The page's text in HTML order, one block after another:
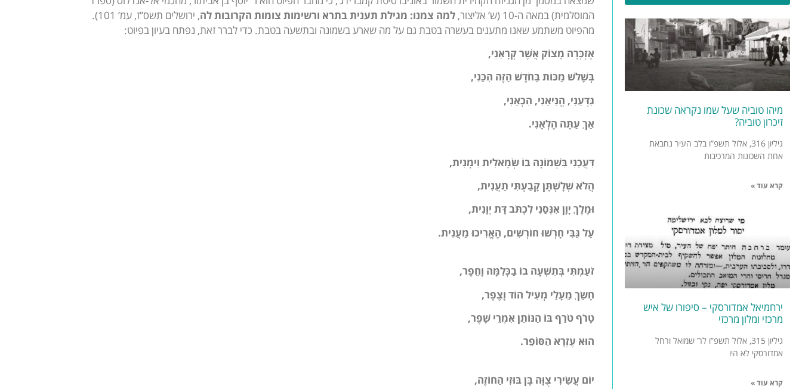
מיהו טוביה שעל שמו נקראה שכונת
זיכרון טוביה?
גיליון 316, אלול תשפ”ו בלב העיר נחבאת
אחת השכונות המרכיבות
קרא עוד »
ירחמיאל אמדורסקי – סיפורו של איש
מרכזי ומלון מרכזי
גיליון 315, אלול תשפ”ו לר’ שמואל ורחל
אמדורסקי לא היו
קרא עוד »
המוסלמית) במאה ה-10 (ש’ אליצור,
למה צמנו: מגילת תענית בתרא ורשימות צומות הקרובות לה
, ירושלים תשס”ז, עמ’ 101).
מהפיוט משתמע שאנו מתענים בעשרה בטבת גם על מה שארע בשמונה ובתשעה בטבת. כדי לברר זאת, נפתח בעיון בפיוט:
אֶזְכְּרָה מָצוֹק אֲשֶׁר קְרָאַנִי,
בְּשָׁלֹשׁ מַכּוֹת בַּחֹדֶשׁ הַזֶּה הִכַּנִי,
גִּדְּעַנִי, הֱנִיאַנִי, הִכְאַנִי,
אַךְ עַתָּה הֶלְאָנִי.
דִּעֲכַנִי בִּשְׁמוֹנָה בוֹ שְׂמָאלִית וִימָנִית,
הֲלֹא שְׁלָשְׁתָּן קָבַעְתִּי תַעֲנִית,
וּמֶלֶךְ יָוָן אִנְּסַנִי לִכְתֹּב דָּת יְוָנִית,
עַל גַּבִּי חָרְשׁוּ חוֹרְשִׁים, הֶאֱרִיכוּ מַעֲנִית.
זֹעַמְתִּי בְּתִשְׁעָה בוֹ בַכְּלִמָּה וָחֵפֶר,
חָשַׂךְ מֵעָלַי מְעִיל הוֹד וָצֶפֶר,
טָרֹף טֹרַף בּוֹ הַנּוֹתֵן אִמְרֵי שָׁפֶר,
הוּא עֶזְרָא הַסּוֹפֵר.
יוֹם עֲשִׂירִי צֻוָּה בֶּן בּוּזִי הַחוֹזֶה,